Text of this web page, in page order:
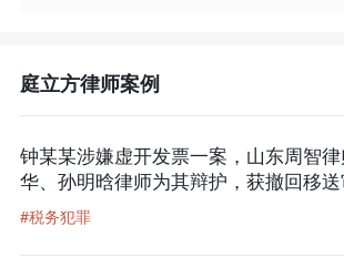
庭立方律师案例
钟某某涉嫌虚开发票一案，山东周智
华、孙明晗律师为其辩护，获撤回移
#税务犯罪